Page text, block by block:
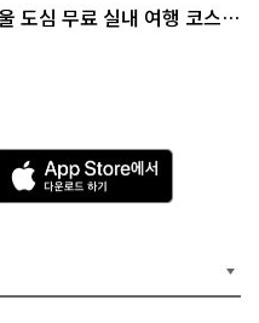
도심 무료 실내 여행 코스
A
p
p
e